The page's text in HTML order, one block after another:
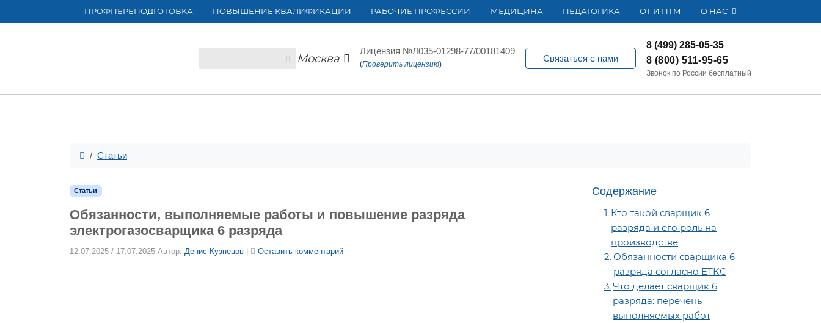
ПРОФПЕРЕПОДГОТОВКА ПОВЫШЕНИЕ КВАЛИФИКАЦИИ РАБОЧИЕ ПРОФЕССИИ МЕДИЦИНА ПЕДАГОГИКА ОТ И ПТМ О НАС
Москва
Лицензия №Л035-01298-77/00181409
(Проверить лицензию)
Связаться с нами
8 (499) 285-05-35
8 (800) 511-95-65
Звонок по России бесплатный
Статьи
Статьи
Обязанности, выполняемые работы и повышение разряда
электрогазосварщика 6 разряда
12.07.2025 / 17.07.2025 Автор: Денис Кузнецов Оставить комментарий
Содержание
Кто такой сварщик 6
разряда и его роль на
производстве
Обязанности сварщика 6
разряда согласно ЕТКС
Что делает сварщик 6
разряда: перечень
выполняемых работ